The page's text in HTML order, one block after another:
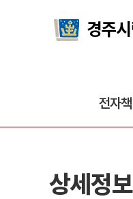
전자책
상세정보